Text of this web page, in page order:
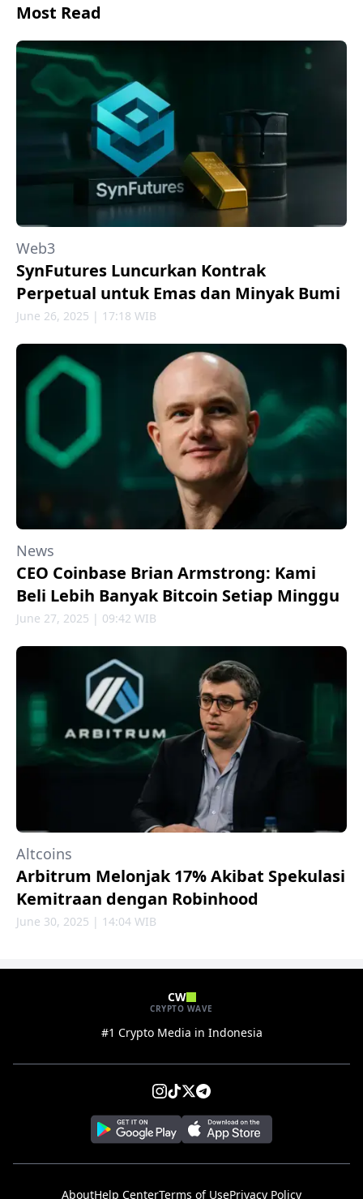
Most Read
Web3
SynFutures Luncurkan Kontrak
Perpetual untuk Emas dan Minyak Bumi
June 26, 2025 | 17:18 WIB
News
CEO Coinbase Brian Armstrong: Kami
Beli Lebih Banyak Bitcoin Setiap Minggu
June 27, 2025 | 09:42 WIB
Altcoins
Arbitrum Melonjak 17% Akibat Spekulasi
Kemitraan dengan Robinhood
June 30, 2025 | 14:04 WIB
CW
CRYPTO WAVE
#1 Crypto Media in Indonesia
AboutHelp CenterTerms of UsePrivacy Policy